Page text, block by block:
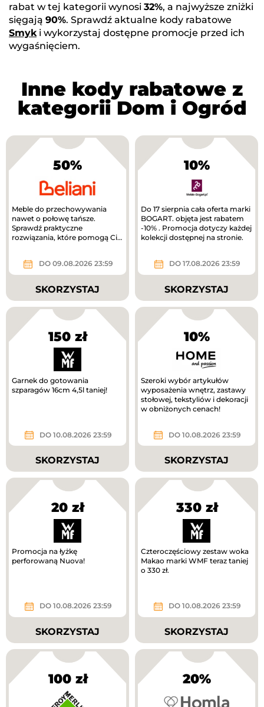
rabat w tej kategorii wynosi 32%, a najwyższe zniżki
sięgają 90%. Sprawdź aktualne kody rabatowe
Smyk i wykorzystaj dostępne promocje przed ich
wygaśnięciem.
Inne kody rabatowe z
kategorii Dom i Ogród
50%
Meble do przechowywania
nawet o połowę tańsze.
Sprawdź praktyczne
rozwiązania, które pomogą Ci
DO 09.08.2026 23:59
SKORZYSTAJ
10%
Do 17 sierpnia cała oferta marki
BOGART. objęta jest rabatem
-10% . Promocja dotyczy każdej
kolekcji dostępnej na stronie.
DO 17.08.2026 23:59
SKORZYSTAJ
150 zł
Garnek do gotowania
szparagów 16cm 4,5l taniej!
DO 10.08.2026 23:59
SKORZYSTAJ
10%
Szeroki wybór artykułów
wyposażenia wnętrz, zastawy
stołowej, tekstyliów i dekoracji
w obniżonych cenach!
DO 10.08.2026 23:59
SKORZYSTAJ
20 zł
Promocja na łyżkę
perforowaną Nuova!
DO 10.08.2026 23:59
SKORZYSTAJ
330 zł
Czteroczęściowy zestaw woka
Makao marki WMF teraz taniej
o 330 zł.
DO 10.08.2026 23:59
SKORZYSTAJ
100 zł 20%